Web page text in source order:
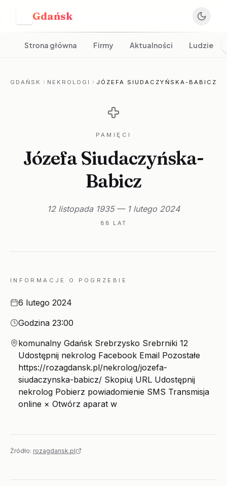
Gdańsk
Strona główna Firmy Aktualności Ludzie
GDAŃSK NEKROLOGI JÓZEFA SIUDACZYŃSKA-BABICZ
PAMIĘCI
Józefa Siudaczyńska-
Babicz
12 listopada 1935 — 1 lutego 2024
88 LAT
INFORMACJE O POGRZEBIE
Data6 lutego 2024
Godzina
Godzina 23:00
Miejsce
komunalny Gdańsk Srebrzysko Srebrniki 12
Udostępnij nekrolog Facebook Email Pozostałe
https://rozagdansk.pl/nekrolog/jozefa-
siudaczynska-babicz/ Skopiuj URL Udostępnij
nekrolog Pobierz powiadomienie SMS Transmisja
online × Otwórz aparat w
Źródło: rozagdansk.pl